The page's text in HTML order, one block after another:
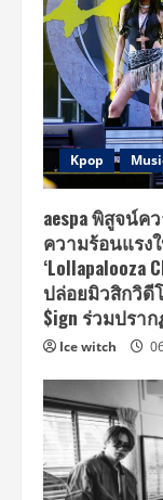
Kpop
aespa พิสูจน์
ความร้อนแรง
‘Lollapalooza
ปล่อยมิวสิกวิดีโ
$ign ร่วมปรา
Ice witch